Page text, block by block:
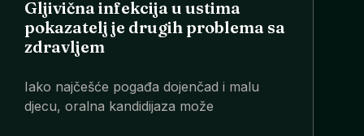
Gljivična infekcija u ustima
pokazatelj je drugih problema sa
zdravljem
Iako najčešće pogađa dojenčad i malu
djecu, oralna kandidijaza može